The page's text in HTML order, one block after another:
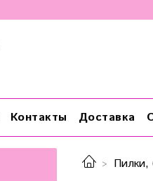
Контакты Доставка